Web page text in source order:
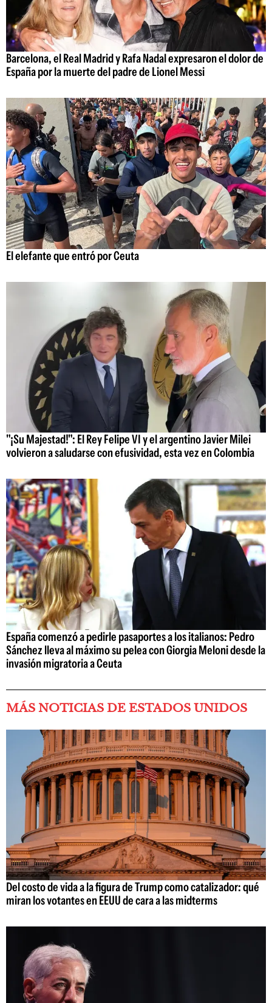
Barcelona, el Real Madrid y Rafa Nadal expresaron el dolor de
España por la muerte del padre de Lionel Messi
El elefante que entró por Ceuta
"¡Su Majestad!": El Rey Felipe VI y el argentino Javier Milei
volvieron a saludarse con efusividad, esta vez en Colombia
España comenzó a pedirle pasaportes a los italianos: Pedro
Sánchez lleva al máximo su pelea con Giorgia Meloni desde la
invasión migratoria a Ceuta
MÁS NOTICIAS DE ESTADOS UNIDOS
Del costo de vida a la figura de Trump como catalizador: qué
miran los votantes en EEUU de cara a las midterms